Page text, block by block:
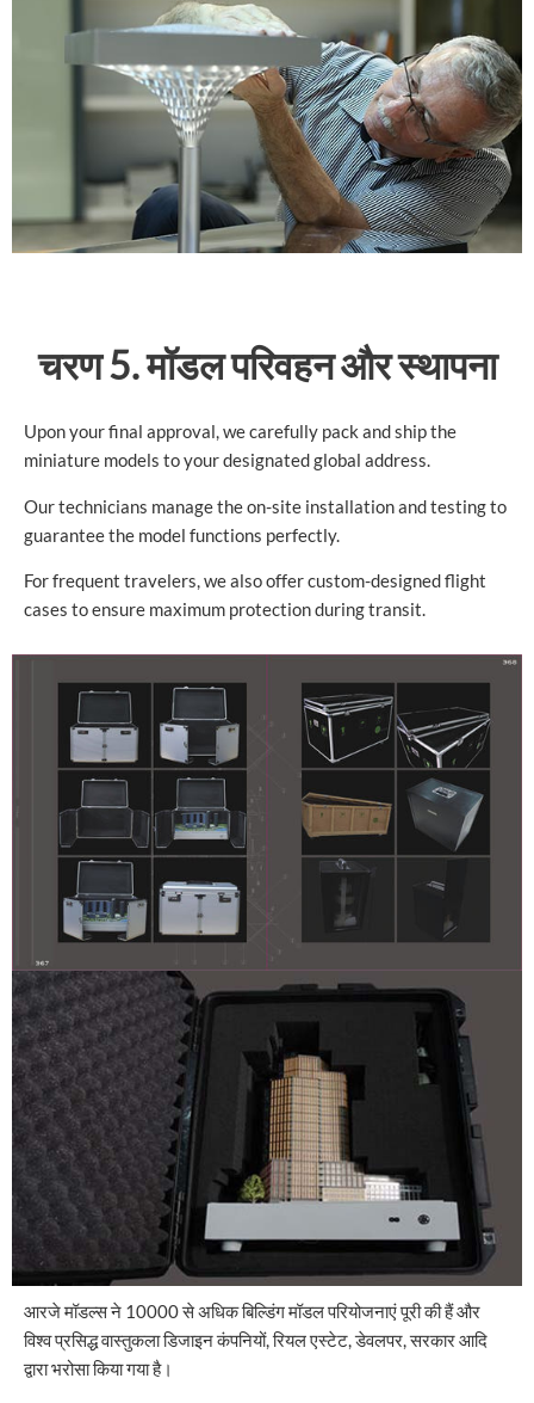
चरण 5. मॉडल परिवहन और स्थापना
Upon your final approval, we carefully pack and ship the
miniature models to your designated global address.
Our technicians manage the on-site installation and testing to
guarantee the model functions perfectly.
For frequent travelers, we also offer custom-designed flight
cases to ensure maximum protection during transit.
आरजे मॉडल्स ने 10000 से अधिक बिल्डिंग मॉडल परियोजनाएं पूरी की हैं और
विश्व प्रसिद्ध वास्तुकला डिजाइन कंपनियों, रियल एस्टेट, डेवलपर, सरकार आदि
द्वारा भरोसा किया गया है।